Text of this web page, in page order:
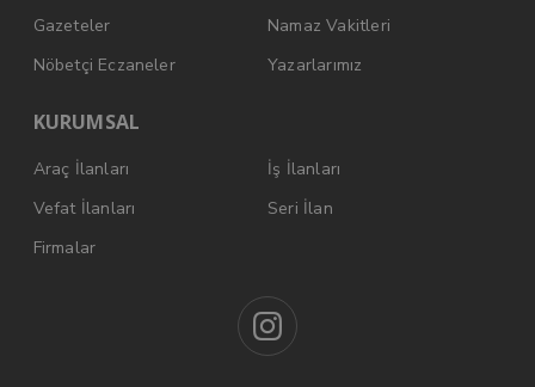
Gazeteler
Namaz Vakitleri
Nöbetçi Eczaneler
Yazarlarımız
KURUMSAL
Araç İlanları
İş İlanları
Vefat İlanları
Seri İlan
Firmalar